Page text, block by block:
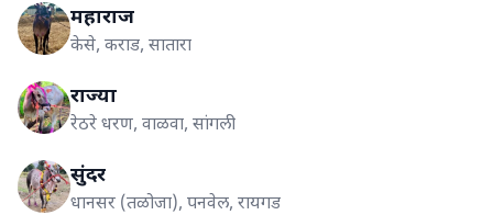
महाराज
केसे, कराड, सातारा
राज्या
रेठरे धरण, वाळवा, सांगली
सुंदर
धानसर (तळोजा), पनवेल, रायगड